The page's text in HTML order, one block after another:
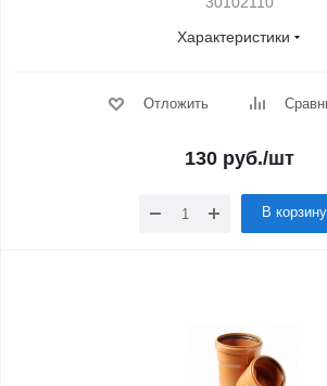
Характеристики
Отложить
130 руб./шт
В корзину